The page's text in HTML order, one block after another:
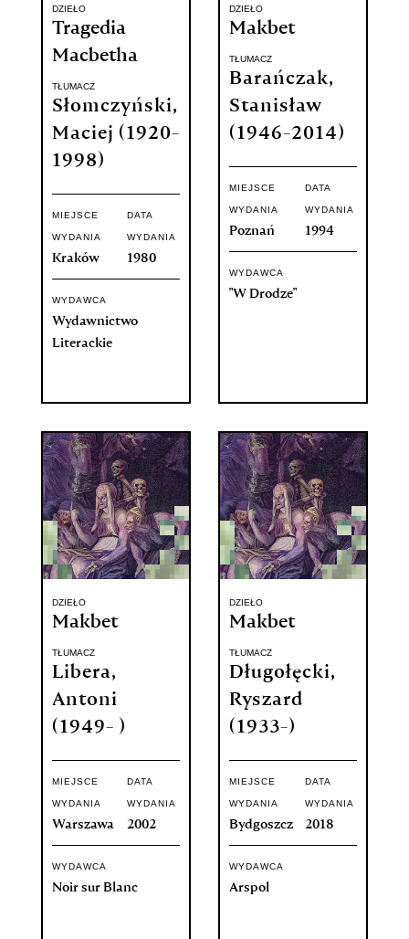
DZIEŁO
Tragedia
Macbetha
TŁUMACZ
Słomczyński,
Maciej (1920-
1998)
MIEJSCE
WYDANIA
Kraków
DATA
WYDANIA
1980
WYDAWCA
Wydawnictwo
Literackie
DZIEŁO
Makbet
TŁUMACZ
Barańczak,
Stanisław
(1946-2014)
MIEJSCE
WYDANIA
Poznań
DATA
WYDANIA
1994
WYDAWCA
"W Drodze"
DZIEŁO
Makbet
TŁUMACZ
Libera,
Antoni
(1949- )
MIEJSCE
WYDANIA
Warszawa
DATA
WYDANIA
2002
WYDAWCA
Noir sur Blanc
DZIEŁO
Makbet
TŁUMACZ
Długołęcki,
Ryszard
(1933-)
MIEJSCE
WYDANIA
Bydgoszcz
DATA
WYDANIA
2018
WYDAWCA
Arspol